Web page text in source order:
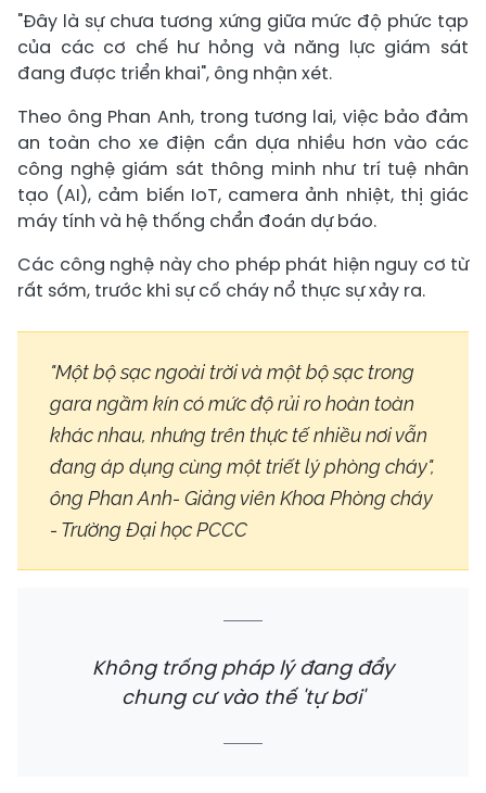
"Đây là sự chưa tương xứng giữa mức độ phức tạp
của các cơ chế hư hỏng và năng lực giám sát
đang được triển khai", ông nhận xét.
Theo ông Phan Anh, trong tương lai, việc bảo đảm
an toàn cho xe điện cần dựa nhiều hơn vào các
công nghệ giám sát thông minh như trí tuệ nhân
tạo (AI), cảm biến IoT, camera ảnh nhiệt, thị giác
máy tính và hệ thống chẩn đoán dự báo.
Các công nghệ này cho phép phát hiện nguy cơ từ
rất sớm, trước khi sự cố cháy nổ thực sự xảy ra.
"Một bộ sạc ngoài trời và một bộ sạc trong
gara ngầm kín có mức độ rủi ro hoàn toàn
khác nhau, nhưng trên thực tế nhiều nơi vẫn
đang áp dụng cùng một triết lý phòng cháy",
ông Phan Anh- Giảng viên Khoa Phòng cháy
- Trường Đại học PCCC
Không trống pháp lý đang đẩy
chung cư vào thế 'tự bơi'